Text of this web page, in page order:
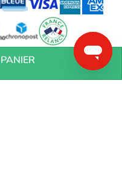
GeForce RTX 5060 Ti
pour les gamers
performante et
par NVIDIA et ses
générales de vente
Mentions
Préférences Cookies
Aide &